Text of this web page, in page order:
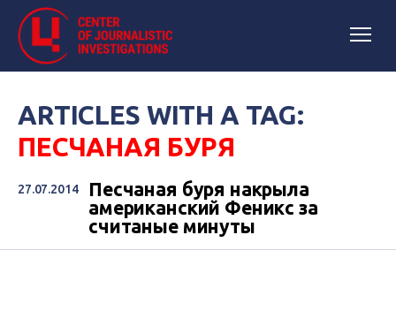
ARTICLES WITH A TAG:
ПЕСЧАНАЯ БУРЯ
27.07.2014
Песчаная буря накрыла
американский Феникс за
считаные минуты